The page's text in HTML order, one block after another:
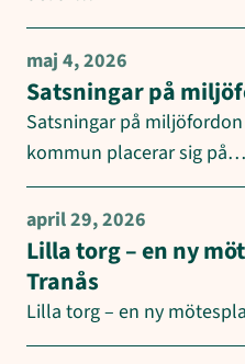
maj 4, 2026
Satsningar på
Satsningar på
kommun placerar sig på…
april 29, 2026
Lilla torg – en ny
Tranås
Lilla torg – en ny